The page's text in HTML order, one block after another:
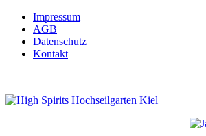
Impressum
AGB
Datenschutz
Kontakt